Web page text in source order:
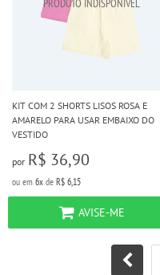
KIT COM 2 SHORTS LISOS ROSA E
AMARELO PARA USAR EMBAIXO DO
VESTIDO
por R$ 36,90
ou em 6x de R$ 6,15
AVISE-ME